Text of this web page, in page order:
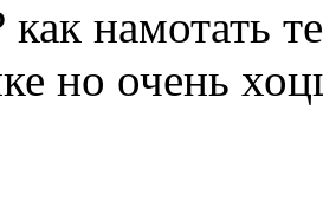
как намотать
но очень